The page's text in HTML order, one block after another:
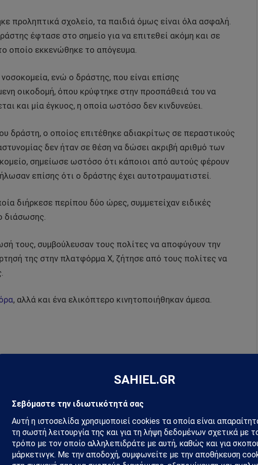
προληπτικά σχολείο, τα παιδιά όμως είναι όλα ασφαλή.
έφτασε στο σημείο για να επιτεθεί ακόμη και σε
οποίο εκκενώθηκε το απόγευμα.
ενώ ο δράστης, που είναι επίσης
οικοδομή, όπου κρύφτηκε στην προσπάθειά του να
και μία έγκυος, η οποία ωστόσο δεν κινδυνεύει.
δράστη, ο οποίος επιτέθηκε αδιακρίτως σε περαστικούς
δεν ήταν σε θέση να δώσει ακριβή αριθμό των
σημείωσε ωστόσο ότι κάποιοι από αυτούς φέρουν
επίσης ότι ο δράστης έχει αυτοτραυματιστεί.
διήρκεσε περίπου δύο ώρες, συμμετείχαν ειδικές
διάσωσης.
τους, συμβούλευσαν τους πολίτες να αποφύγουν την
της στην πλατφόρμα X, ζήτησε από τους πολίτες να
, αλλά και ένα ελικόπτερο κινητοποιήθηκαν άμεσα.
το Sahiel στο Google News
πηγή για να λαμβάνεις πρώτος τις σημαντικότερες
ειδήσεις και αναλύσεις.
Add as a preferred source